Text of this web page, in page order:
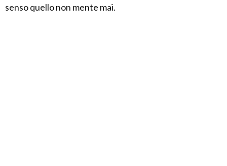
senso quello non mente mai.